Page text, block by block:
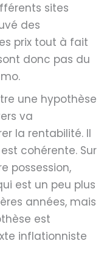
sites
des
prix tout à fait
donc pas du
une hypothèse
va
la rentabilité. Il
cohérente. Sur
possession,
est un peu plus
années, mais
est
inflationniste